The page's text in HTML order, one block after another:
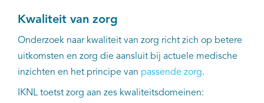
Kwaliteit van zorg
Onderzoek naar kwaliteit van zorg richt zich op betere
uitkomsten en zorg die aansluit bij actuele medische
inzichten en het principe van passende zorg.
IKNL toetst zorg aan zes kwaliteitsdomeinen: